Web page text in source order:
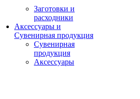
Заготовки и
расходники
Аксессуары и
Сувенирная продукция
Сувенирная
продукция
Аксессуары